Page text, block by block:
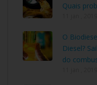
Quais
O
Diesel?
do